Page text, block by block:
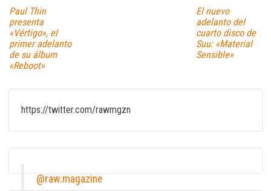
Paul Thin
presenta
«Vértigo», el
primer adelanto
de su álbum
«Reboot»
El nuevo
adelanto del
cuarto disco de
Suu: «Material
Sensible»
https://twitter.com/rawmgzn
@raw.magazine